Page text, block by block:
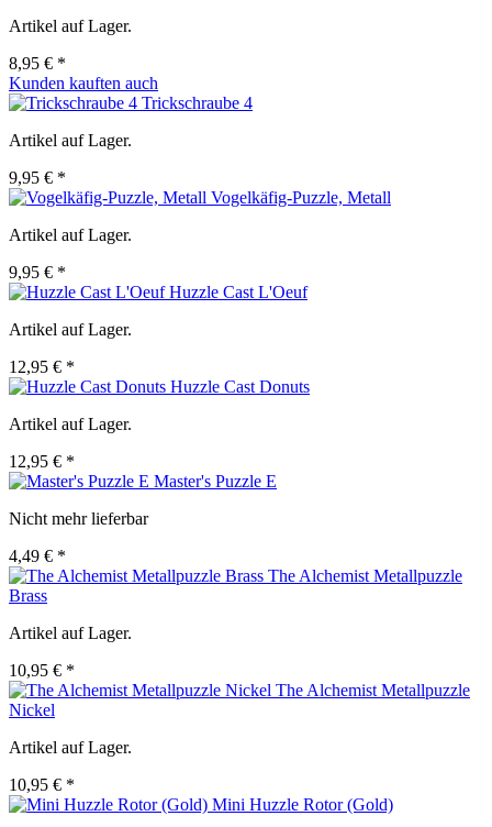
Artikel auf Lager.
8,95 € *
Kunden kauften auch
Trickschraube 4
Artikel auf Lager.
9,95 € *
Vogelkäfig-Puzzle, Metall
Artikel auf Lager.
9,95 € *
Huzzle Cast L'Oeuf
Artikel auf Lager.
12,95 € *
Huzzle Cast Donuts
Artikel auf Lager.
12,95 € *
Master's Puzzle E
Nicht mehr lieferbar
4,49 € *
The Alchemist Metallpuzzle
Brass
Artikel auf Lager.
10,95 € *
The Alchemist Metallpuzzle
Nickel
Artikel auf Lager.
10,95 € *
Mini Huzzle Rotor (Gold)